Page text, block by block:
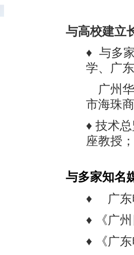
与高校建立
♦ 与多
学、广
广州华
市海珠
♦ 技术
座教授；
与多家知名
♦ 广东
♦ 《广
♦ 《广